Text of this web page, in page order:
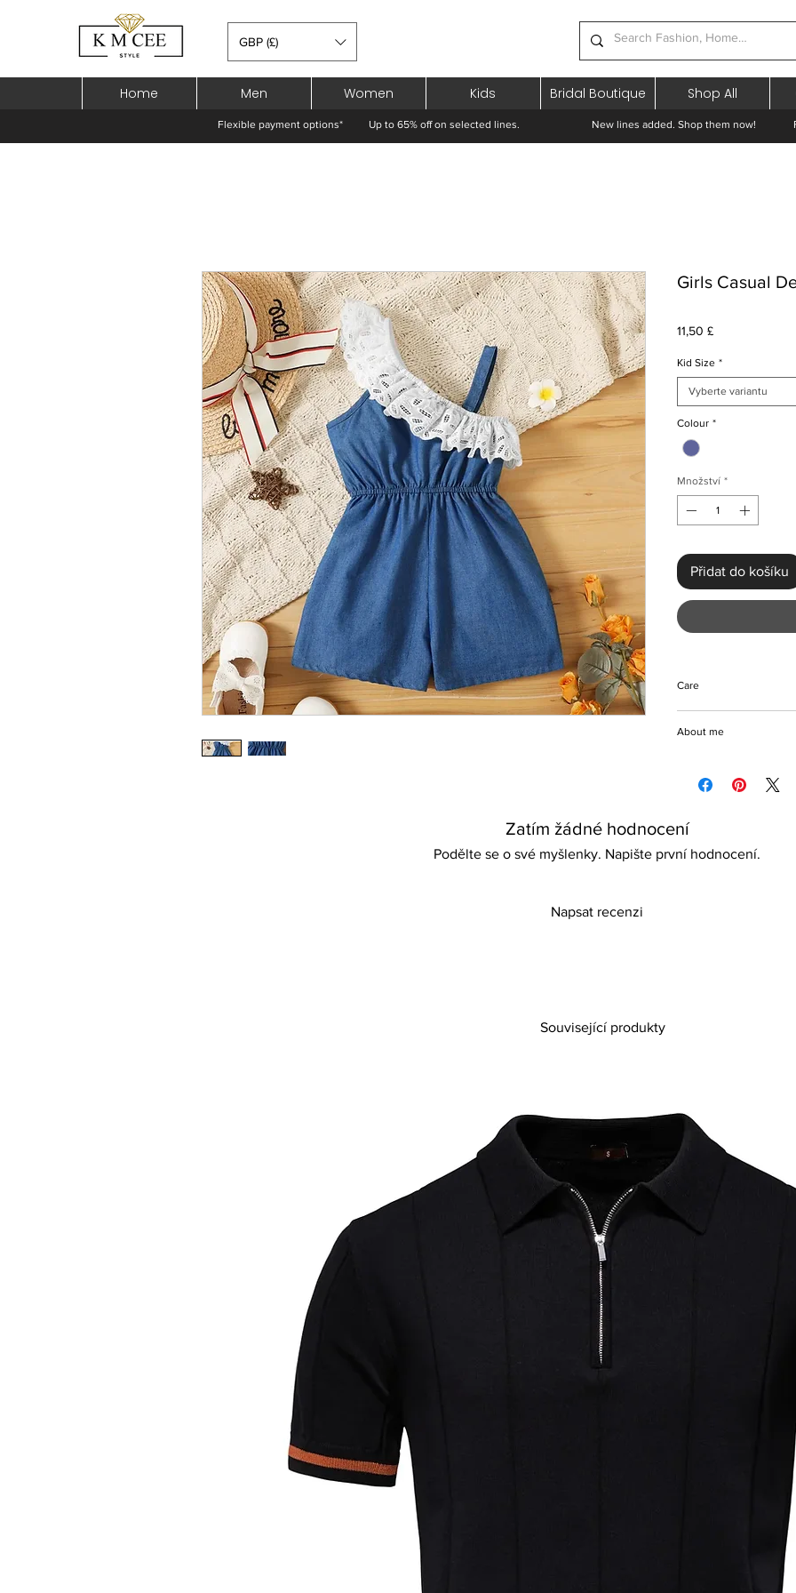
GBP (£)
Home Men Women Kids Bridal Boutique Shop All
Flexible payment options* Up to 65% off on selected lines. New lines added. Shop them now!
Girls Casual
11,50 £Cena
Kid Size *
Vyberte variantu
Colour *
Množství *
Přidat do košíku
Care
Machine and hand
Please keep away
About me
Sleeveless
Soft and comfortable
Zatím žádné hodnocení
Podělte se o své myšlenky. Napište první hodnocení.
Napsat recenzi
Související produkty